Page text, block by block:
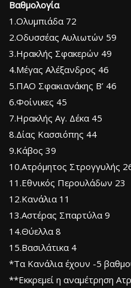
Βαθμολογία
1.Ολυμπιάδα 72
2.Οδυσσέας Αυλιωτών 59
3.Ηρακλής Σφακερών 49
4.Μέγας Αλέξανδρος 46
5.ΠΑΟ Σφακιανάκης Β’ 46
6.Φοίνικες 45
7.Ηρακλής Αγ. Δέκα 45
8.Δίας Κασσιόπης 44
9.Κάβος 39
10.Ατρόμητος Στρογγυλής
11.Εθνικός Περουλάδων 23
12.Κανάλια 11
13.Αστέρας Σπαρτύλα 9
14.Θύελλα 8
15.Βασιλάτικα 4
*Τα Κανάλια έχουν -5
**Εκκρεμεί η αναμέτρηση